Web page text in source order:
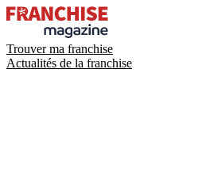
Trouver ma franchise
Actualités de la franchise